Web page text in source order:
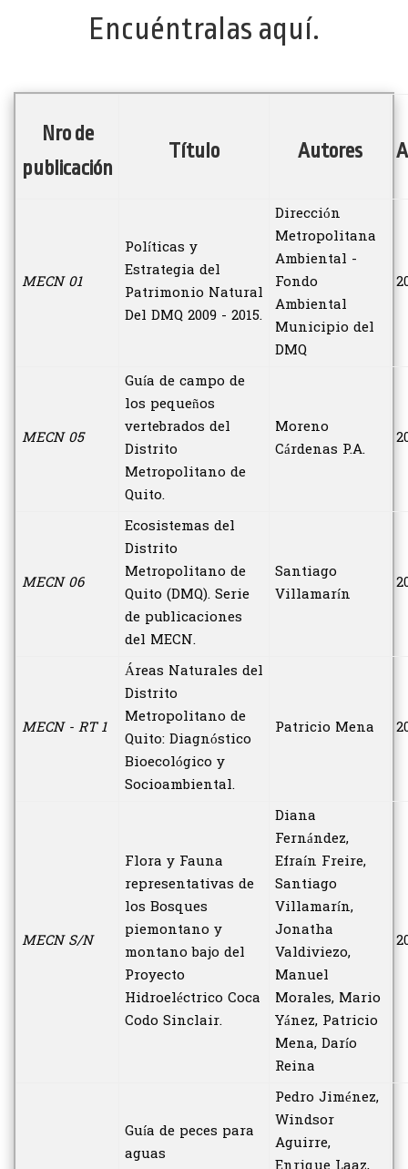
Encuéntralas aquí.
Nro de
publicación
Título Autores
MECN 01
Políticas y
Estrategia del
Patrimonio Natural
Del DMQ 2009 - 2015.
Dirección
Metropolitana
Ambiental -
Fondo
Ambiental
Municipio del
DMQ
MECN 05
Guía de campo de
los pequeños
vertebrados del
Distrito
Metropolitano de
Quito.
Moreno
Cárdenas P.A.
MECN 06
Ecosistemas del
Distrito
Metropolitano de
Quito (DMQ). Serie
de publicaciones
del MECN.
Santiago
Villamarín
MECN - RT 1
Áreas Naturales del
Distrito
Metropolitano de
Quito: Diagnóstico
Bioecológico y
Socioambiental.
Patricio Mena
MECN S/N
Flora y Fauna
representativas de
los Bosques
piemontano y
montano bajo del
Proyecto
Hidroeléctrico Coca
Codo Sinclair.
Diana
Fernández,
Efraín Freire,
Santiago
Villamarín,
Jonatha
Valdiviezo,
Manuel
Morales, Mario
Yánez, Patricio
Mena, Darío
Reina
Guía de peces para
aguas
Pedro Jiménez,
Windsor
Aguirre,